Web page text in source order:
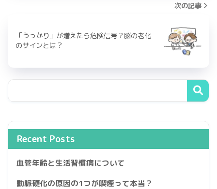
次の記事
「うっかり」が増えたら危険信号？脳の老化
のサインとは？
Recent Posts
血管年齢と生活習慣病について
動脈硬化の原因の1つが喫煙って本当？